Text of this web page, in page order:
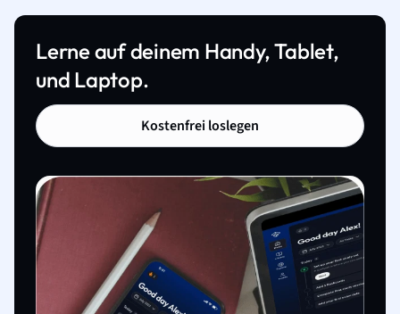
Lerne auf deinem Handy, Tablet,
und Laptop.
Kostenfrei loslegen